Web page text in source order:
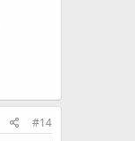
#14